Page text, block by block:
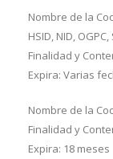
Nombre de la
HSID, NID, OGPC,
Finalidad y
Expira: Varias
Nombre de la
Finalidad y
Expira: 18 meses